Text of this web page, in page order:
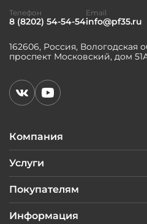
Компания
Услуги
Покупателям
Информация
162606, Россия, Вологодская
проспект Московский, дом
Телефон
8 (8202) 54-54-54
Email
info@pf35.ru